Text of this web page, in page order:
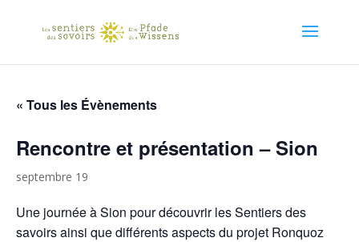
« Tous les Évènements
Rencontre et présentation – Sion
septembre 19
Une journée à Sion pour découvrir les Sentiers des
savoirs ainsi que différents aspects du projet Ronquoz